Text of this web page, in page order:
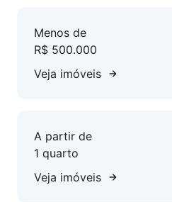
Menos de
R$ 500.000
Veja imóveis
A partir de
1 quarto
Veja imóveis